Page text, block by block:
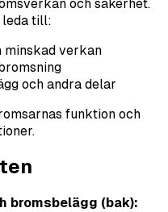
och säkerhet.
leda till:
minskad verkan
och andra delar
funktion och
bromsbelägg (bak):